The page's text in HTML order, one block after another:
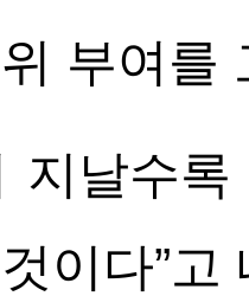
부여를
지날수
이다”